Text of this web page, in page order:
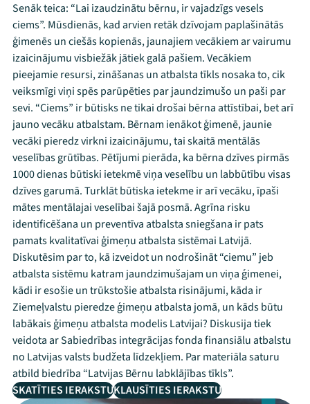
Senāk teica: “Lai izaudzinātu bērnu, ir vajadzīgs vesels
ciems”. Mūsdienās, kad arvien retāk dzīvojam paplašinātās
ģimenēs un ciešās kopienās, jaunajiem vecākiem ar vairumu
izaicinājumu visbiežāk jātiek galā pašiem. Vecākiem
pieejamie resursi, zināšanas un atbalsta tīkls nosaka to, cik
veiksmīgi viņi spēs parūpēties par jaundzimušo un paši par
sevi. “Ciems” ir būtisks ne tikai drošai bērna attīstībai, bet arī
jauno vecāku atbalstam. Bērnam ienākot ģimenē, jaunie
vecāki pieredz virkni izaicinājumu, tai skaitā mentālās
veselības grūtības. Pētījumi pierāda, ka bērna dzīves pirmās
1000 dienas būtiski ietekmē viņa veselību un labbūtību visas
dzīves garumā. Turklāt būtiska ietekme ir arī vecāku, īpaši
mātes mentālajai veselībai šajā posmā. Agrīna risku
identificēšana un preventīva atbalsta sniegšana ir pats
pamats kvalitatīvai ģimeņu atbalsta sistēmai Latvijā.
Diskutēsim par to, kā izveidot un nodrošināt “ciemu” jeb
atbalsta sistēmu katram jaundzimušajam un viņa ģimenei,
kādi ir esošie un trūkstošie atbalsta risinājumi, kāda ir
Ziemeļvalstu pieredze ģimeņu atbalsta jomā, un kāds būtu
labākais ģimeņu atbalsta modelis Latvijai? Diskusija tiek
veidota ar Sabiedrības integrācijas fonda finansiālu atbalstu
no Latvijas valsts budžeta līdzekļiem. Par materiāla saturu
atbild biedrība “Latvijas Bērnu labklājības tīkls”.
SKATĪTIES IERAKSTUKLAUSĪTIES IERAKSTU